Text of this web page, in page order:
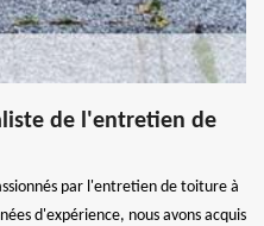
de l'entretien de
par l'entretien de toiture à
d'expérience, nous avons acquis